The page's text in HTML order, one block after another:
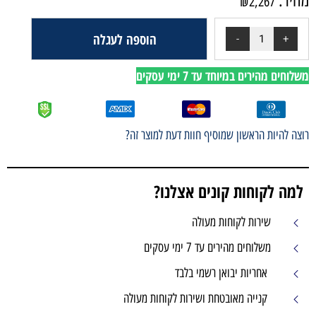
הוספה לעגלה
משלוחים מהירים במיוחד עד 7 ימי עסקים
רוצה להיות הראשון שמוסיף חוות דעת למוצר זה?
למה לקוחות קונים אצלנו?
שירות לקוחות מעולה
משלוחים מהירים עד 7 ימי עסקים
אחריות יבואן רשמי בלבד
קנייה מאובטחת ושירות לקוחות מעולה